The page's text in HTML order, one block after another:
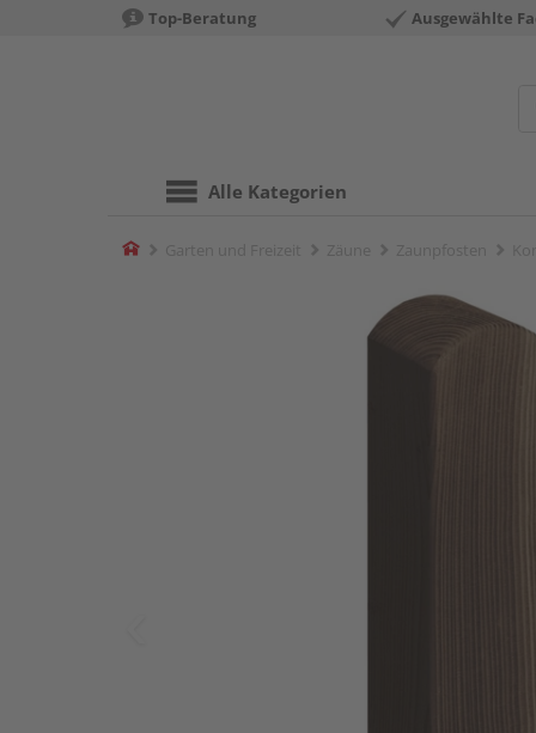
Top-Beratung Ausgewählte
Alle Kategorien
Home